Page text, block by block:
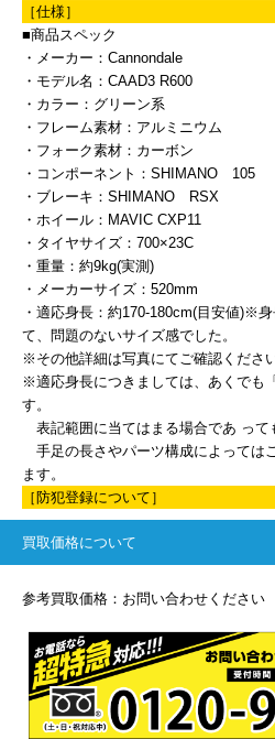
［仕様］
■商品スペック
・メーカー：Cannondale
・モデル名：CAAD3 R600
・カラー：グリーン系
・フレーム素材：アルミニウム
・フォーク素材：カーボン
・コンポーネント：SHIMANO 105
・ブレーキ：SHIMANO RSX
・ホイール：MAVIC CXP11
・タイヤサイズ：700×23C
・重量：約9kg(実測)
・メーカーサイズ：520mm
・適応身長：約170-180cm(目安値)※
て、問題のないサイズ感でした。
※その他詳細は写真にてご確認ください
※適応身長につきましては、あくでも
す。
表記範囲に当てはまる場合であ って
手足の長さやパーツ構成によっては
ます。
［防犯登録について］
買取価格について
参考買取価格：お問い合わせください